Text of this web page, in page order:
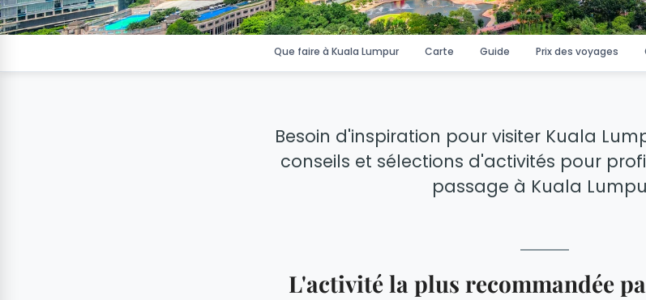
Que faire à Kuala Lumpur Carte Guide Prix des voyages
Besoin d'inspiration pour visiter Kuala
conseils et sélections d'activités pour
passage à Kuala
L'activité la plus recommandée